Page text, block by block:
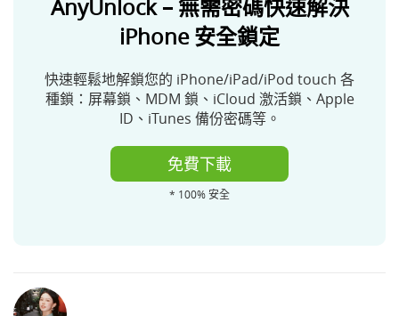
AnyUnlock – 無需密碼快速解決
iPhone 安全鎖定
快速輕鬆地解鎖您的 iPhone/iPad/iPod touch 各
種鎖：屏幕鎖、MDM 鎖、iCloud 激活鎖、Apple
ID、iTunes 備份密碼等。
免費下載
* 100% 安全